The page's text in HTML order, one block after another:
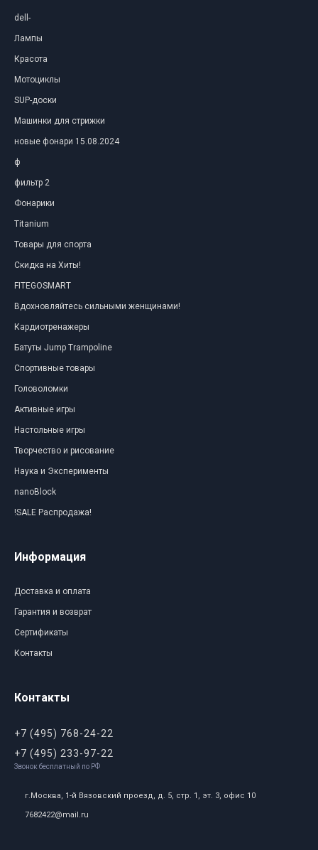
dell-
Лампы
Красота
Мотоциклы
SUP-доски
Машинки для стрижки
новые фонари 15.08.2024
ф
фильтр 2
Фонарики
Titanium
Товары для спорта
Скидка на Хиты!
FITEGOSMART
Вдохновляйтесь сильными женщинами!
Кардиотренажеры
Батуты Jump Trampoline
Спортивные товары
Головоломки
Активные игры
Настольные игры
Творчество и рисование
Наука и Эксперименты
nanoBlock
!SALE Распродажа!
Информация
Доставка и оплата
Гарантия и возврат
Сертификаты
Контакты
Контакты
+7 (495) 768-24-22
+7 (495) 233-97-22
Звонок бесплатный по РФ
г.Москва, 1-й Вязовский проезд, д. 5, стр. 1, эт. 3, офис 10
7682422@mail.ru